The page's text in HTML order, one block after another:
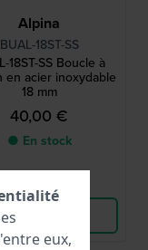
Alpina
BUAL-18ST-SS
18ST-SS Boucle à
en acier inoxydable
18 mm
40,00 €
● En stock
les produits
eux,